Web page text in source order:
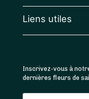
Liens utiles
Inscrivez-vous à
dernières fleurs de